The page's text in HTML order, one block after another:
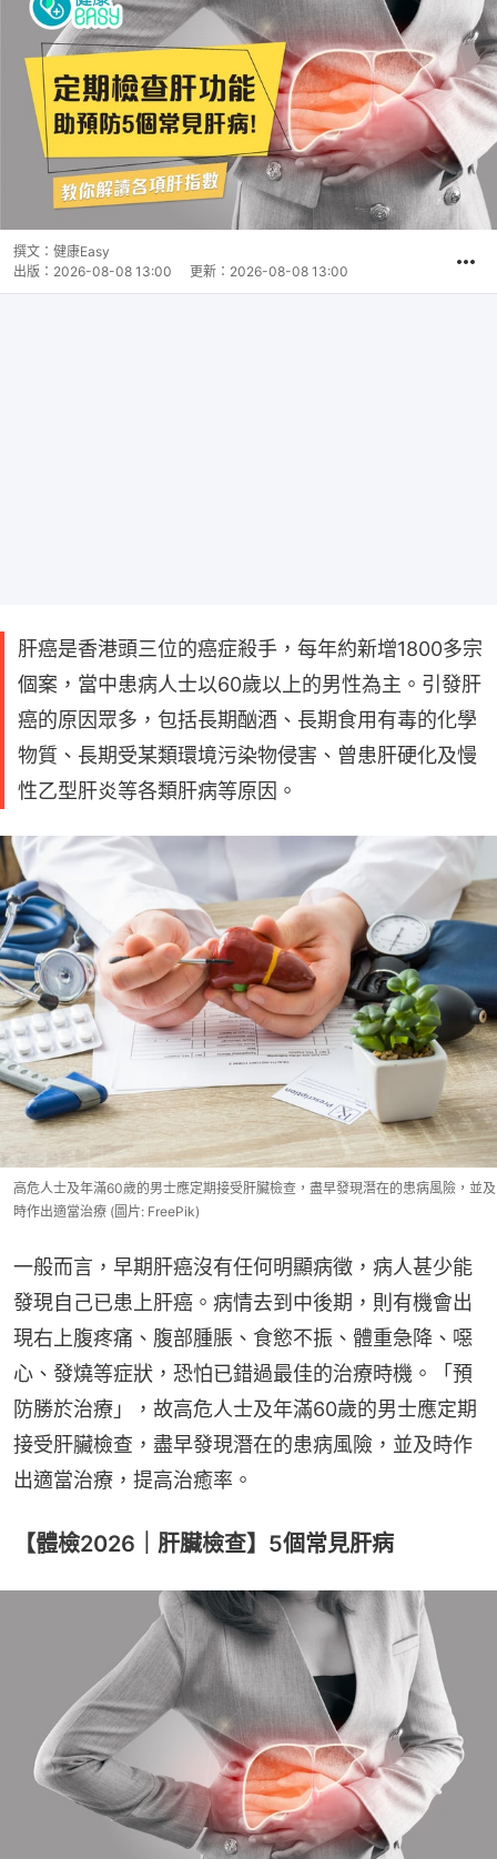
撰文： 健康Easy
出版： 2026-08-08 13:00 更新： 2026-08-08 13:00
肝癌是香港頭三位的癌症殺手，每年約新增1800多宗
個案，當中患病人士以60歲以上的男性為主。引發肝
癌的原因眾多，包括長期酗酒、長期食用有毒的化學
物質、長期受某類環境污染物侵害、曾患肝硬化及慢
性乙型肝炎等各類肝病等原因。
高危人士及年滿60歲的男士應定期接受肝臟檢查，盡早發現潛在的患病風險，並及
時作出適當治療 (圖片: FreePik)
一般而言，早期肝癌沒有任何明顯病徵，病人甚少能
發現自己已患上肝癌。病情去到中後期，則有機會出
現右上腹疼痛、腹部腫脹、食慾不振、體重急降、噁
心、發燒等症狀，恐怕已錯過最佳的治療時機。「預
防勝於治療」，故高危人士及年滿60歲的男士應定期
接受肝臟檢查，盡早發現潛在的患病風險，並及時作
出適當治療，提高治癒率。
【體檢2026｜肝臟檢查】5個常見肝病